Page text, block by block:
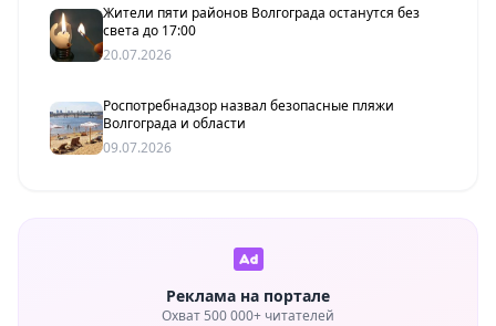
Жители пяти районов Волгограда останутся без
света до 17:00
20.07.2026
Роспотребнадзор назвал безопасные пляжи
Волгограда и области
09.07.2026
Реклама на портале
Охват 500 000+ читателей